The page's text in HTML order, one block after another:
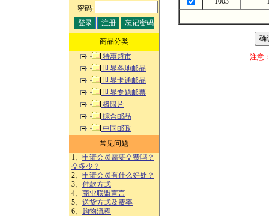
密码:
商品分类
特惠超市
世界各地邮品
世界卡通邮品
世界专题邮票
极限片
综合邮品
中国邮政
常见问题
1、 申请会员需要交费吗？
交多少？
2、 申请会员有什么好处？
3、 付款方式
4、 商业联盟宣言
5、 送货方式及费率
6、 购物流程
注意